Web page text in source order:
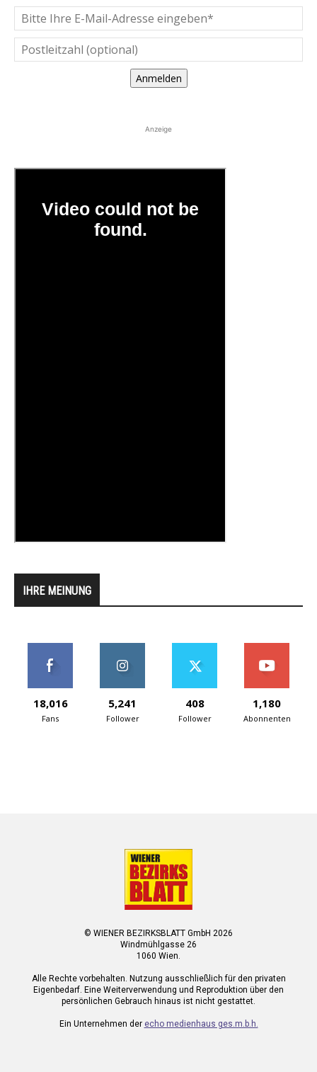
Anmelden
Anzeige
IHRE MEINUNG
18,016
Fans
5,241
Follower
408
Follower
1,180
Abonnenten
© WIENER BEZIRKSBLATT GmbH 2026
Windmühlgasse 26
1060 Wien.
Alle Rechte vorbehalten. Nutzung ausschließlich für den privaten
Eigenbedarf. Eine Weiterverwendung und Reproduktion über den
persönlichen Gebrauch hinaus ist nicht gestattet.
Ein Unternehmen der echo medienhaus ges.m.b.h.